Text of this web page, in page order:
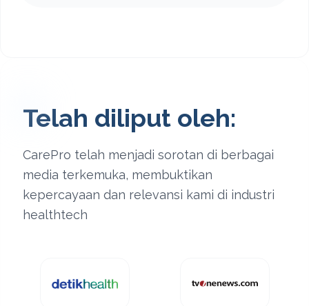
Telah diliput oleh:
CarePro telah menjadi sorotan di berbagai
media terkemuka, membuktikan
kepercayaan dan relevansi kami di industri
healthtech